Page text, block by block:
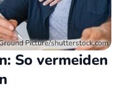
So vermeiden